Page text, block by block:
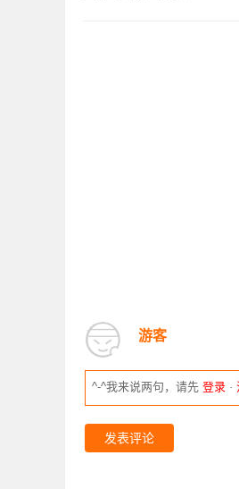
游客
^-^我来说两句，请先 登录 ·
发表评论